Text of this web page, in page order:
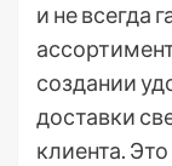
и не всегда
создании
доставки
клиента.